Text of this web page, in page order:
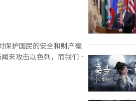
保护国民的安全和财产毫
来攻击以色列，而我们的
中，伊朗的相关信息被